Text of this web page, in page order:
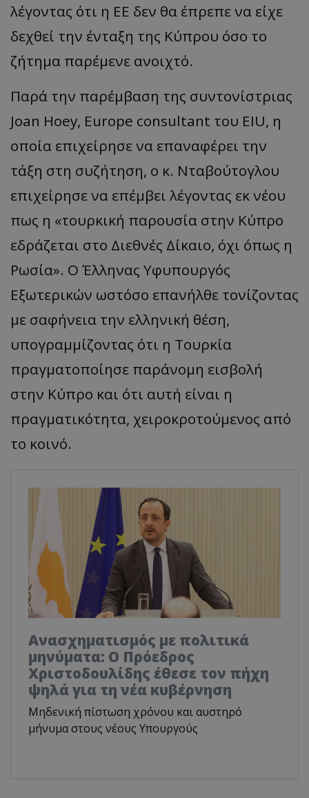
λέγοντας ότι η ΕΕ δεν θα έπρεπε να είχε
δεχθεί την ένταξη της Κύπρου όσο το
ζήτημα παρέμενε ανοιχτό.
Παρά την παρέμβαση της συντονίστριας
Joan Hoey, Europe consultant του EIU, η
οποία επιχείρησε να επαναφέρει την
τάξη στη συζήτηση, ο κ. Νταβούτογλου
επιχείρησε να επέμβει λέγοντας εκ νέου
πως η «τουρκική παρουσία στην Κύπρο
εδράζεται στο Διεθνές Δίκαιο, όχι όπως η
Ρωσία». Ο Έλληνας Υφυπουργός
Εξωτερικών ωστόσο επανήλθε τονίζοντας
με σαφήνεια την ελληνική θέση,
υπογραμμίζοντας ότι η Τουρκία
πραγματοποίησε παράνομη εισβολή
στην Κύπρο και ότι αυτή είναι η
πραγματικότητα, χειροκροτούμενος από
το κοινό.
Ανασχηματισμός με πολιτικά
μηνύματα: Ο Πρόεδρος
Χριστοδουλίδης έθεσε τον πήχη
ψηλά για τη νέα κυβέρνηση
Μηδενική πίστωση χρόνου και αυστηρό
μήνυμα στους νέους Υπουργούς